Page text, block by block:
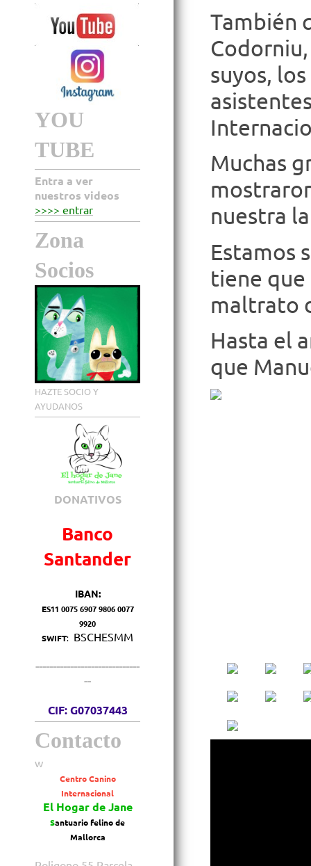
YOU
TUBE
Entra a ver
nuestros videos
>>>> entrar
Zona
Socios
HAZTE SOCIO Y
AYUDANOS
DONATIVOS
Banco
Santander
IBAN:
ES11 0075 6907 9806 0077
9920
SWIFT: BSCHESMM
------------------------------
--
CIF: G07037443
Contacto
w
Centro Canino
Internacional
El Hogar de Jane
Santuario felino de
Mallorca
También
suyos,
Muchas
nuestra
Estamos
tiene
maltrato
Hasta el
que